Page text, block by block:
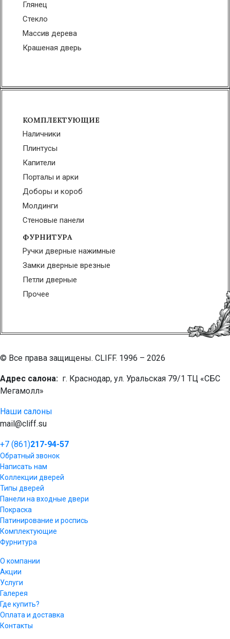
Глянец
Стекло
Массив дерева
Крашеная дверь
КОМПЛЕКТУЮЩИЕ
Наличники
Плинтусы
Капители
Порталы и арки
Доборы и короб
Молдинги
Стеновые панели
ФУРНИТУРА
Ручки дверные нажимные
Замки дверные врезные
Петли дверные
Прочее
© Все права защищены. CLIFF. 1996 – 2026
Адрес салона: г. Краснодар, ул. Уральская 79/1 ТЦ «СБС
Мегамолл»
Наши салоны
mail@cliff.su
+7 (861)217-94-57
Обратный звонок
Написать нам
Коллекции дверей
Типы дверей
Панели на входные двери
Покраска
Патинирование и роспись
Комплектующие
Фурнитура
О компании
Акции
Услуги
Галерея
Где купить?
Оплата и доставка
Контакты